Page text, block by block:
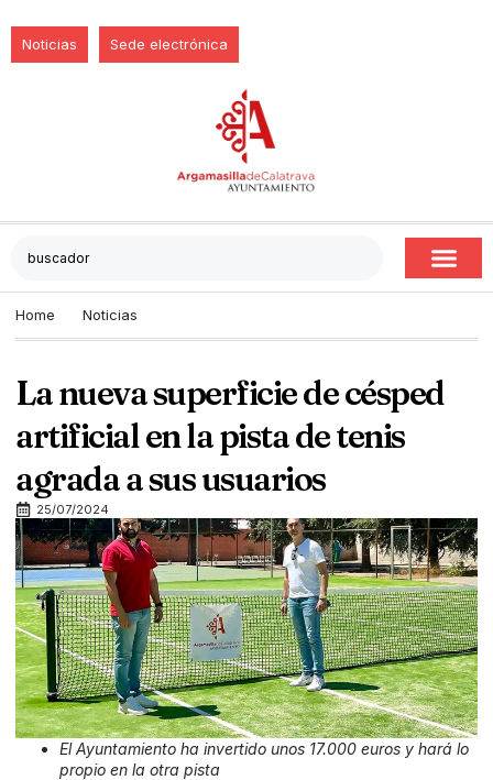
Noticias Sede electrónica
Home Noticias
La nueva superficie de césped
artificial en la pista de tenis
agrada a sus usuarios
25/07/2024
El Ayuntamiento ha invertido unos 17.000 euros y hará lo
propio en la otra pista